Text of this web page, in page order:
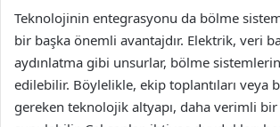
Teknolojinin entegrasyonu da bölme
bir başka önemli avantajdır. Elektrik, veri
aydınlatma gibi unsurlar, bölme
edilebilir. Böylelikle, ekip toplantıları veya
gereken teknolojik altyapı, daha verimli